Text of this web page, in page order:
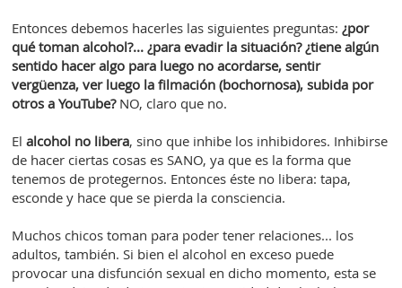
Entonces debemos hacerles las siguientes preguntas:¿por
qué toman alcohol?... ¿para evadir la situación? ¿tiene algún
sentido hacer algo para luego no acordarse, sentir
vergüenza, ver luego la filmación (bochornosa), subida por
otros a YouTube?NO, claro que no.
Elalcohol no libera, sino que inhibe los inhibidores. Inhibirse
de hacer ciertas cosas es SANO, ya que es la forma que
tenemos de protegernos. Entonces éste no libera: tapa,
esconde y hace que se pierda la consciencia.
Muchos chicos toman para poder tener relaciones... los
adultos, también. Si bien el alcohol en exceso puede
provocar una disfunción sexual en dicho momento, esta se